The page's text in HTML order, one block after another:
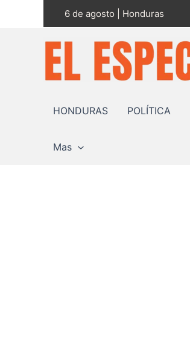
6 de agosto | Honduras
HONDURAS POLÍTICA
Mas